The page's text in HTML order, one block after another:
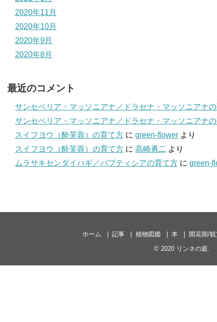
2020年11月
2020年10月
2020年9月
2020年8月
最近のコメント
サンセベリア・マッソニアナ／ドラセナ・マッソニアナ
サンセベリア・マッソニアナ／ドラセナ・マッソニアナ
スイフヨウ（酔芙蓉）の育て方 に green-flower より
スイフヨウ（酔芙蓉）の育て方 に 高崎勇二 より
ムラサキセンダイハギ／バプティシアの育て方 に green-
ホーム 記事 植物図鑑 本
開花期/
© 2020 リンネの庭.